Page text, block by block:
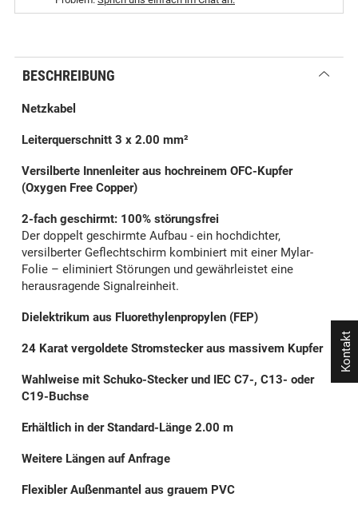
BESCHREIBUNG
Netzkabel
Leiterquerschnitt 3 x 2.00 mm²
Versilberte Innenleiter aus hochreinem OFC-Kupfer
(Oxygen Free Copper)
2-fach geschirmt: 100% störungsfrei
Der doppelt geschirmte Aufbau - ein hochdichter,
versilberter Geflechtschirm kombiniert mit einer Mylar-
Folie – eliminiert Störungen und gewährleistet eine
herausragende Signalreinheit.
Dielektrikum aus Fluorethylenpropylen (FEP)
24 Karat vergoldete Stromstecker aus massivem Kupfer
Wahlweise mit Schuko-Stecker und IEC C7-, C13- oder
C19-Buchse
Erhältlich in der Standard-Länge 2.00 m
Weitere Längen auf Anfrage
Flexibler Außenmantel aus grauem PVC
Kontakt